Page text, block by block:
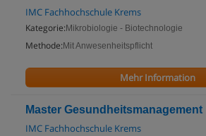
IMC Fachhochschule Krems
Kategorie: Mikrobiologie - Biotechnologie
Methode: Mit Anwesenheitspflicht
Mehr Information
Master Gesundheitsmanagement
IMC Fachhochschule Krems